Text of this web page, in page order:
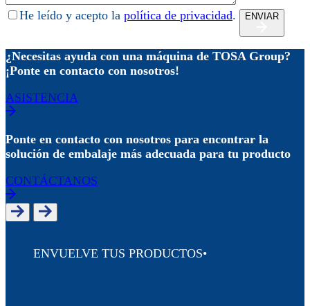
He leído y acepto la política de privacidad. ENVIAR
¿Necesitas ayuda con una máquina de TOSA Group?
¡Ponte en contacto con nosotros!
ASISTENCIA
Ponte en contacto con nosotros para encontrar la
solución de embalaje más adecuada para tu producto
CONTÁCTANOS
ENVUELVE TUS PRODUCTOS•